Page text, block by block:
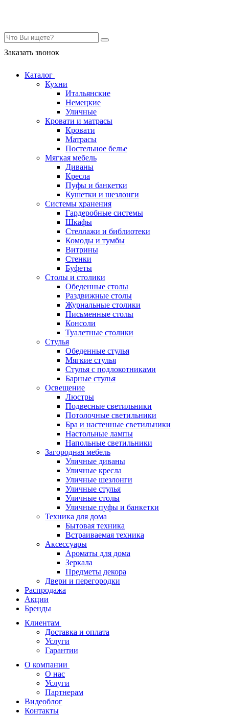
Заказать звонок
Каталог
Кухни
Итальянские
Немецкие
Уличные
Кровати и матрасы
Кровати
Матрасы
Постельное белье
Мягкая мебель
Диваны
Кресла
Пуфы и банкетки
Кушетки и шезлонги
Системы хранения
Гардеробные системы
Шкафы
Стеллажи и библиотеки
Комоды и тумбы
Витрины
Стенки
Буфеты
Столы и столики
Обеденные столы
Раздвижные столы
Журнальные столики
Письменные столы
Консоли
Туалетные столики
Стулья
Обеденные стулья
Мягкие стулья
Стулья с подлокотниками
Барные стулья
Освещение
Люстры
Подвесные светильники
Потолочные светильники
Бра и настенные светильники
Настольные лампы
Напольные светильники
Загородная мебель
Уличные диваны
Уличные кресла
Уличные шезлонги
Уличные стулья
Уличные столы
Уличные пуфы и банкетки
Техника для дома
Бытовая техника
Встраиваемая техника
Аксессуары
Ароматы для дома
Зеркала
Предметы декора
Двери и перегородки
Распродажа
Акции
Бренды
Клиентам
Доставка и оплата
Услуги
Гарантии
О компании
О нас
Услуги
Партнерам
Видеоблог
Контакты